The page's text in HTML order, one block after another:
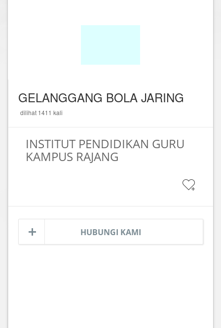
GELANGGANG BOLA JARING
dilihat 1411 kali
INSTITUT PENDIDIKAN GURU
KAMPUS RAJANG
HUBUNGI KAMI